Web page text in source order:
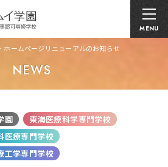
MENU
ホームページリニューアルのお知らせ
NEWS
園
東海医療科学専門学校
医療専門学校
工学専門学校